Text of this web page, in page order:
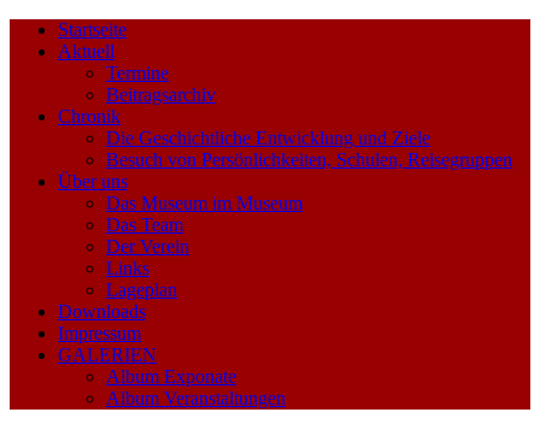
Startseite
Aktuell
Termine
Beitragsarchiv
Chronik
Die Geschichtliche Entwicklung und Ziele
Besuch von Persönlichkeiten, Schulen, Reisegruppen
Über uns
Das Museum im Museum
Das Team
Der Verein
Links
Lageplan
Downloads
Impressum
GALERIEN
Album Exponate
Album Veranstaltungen